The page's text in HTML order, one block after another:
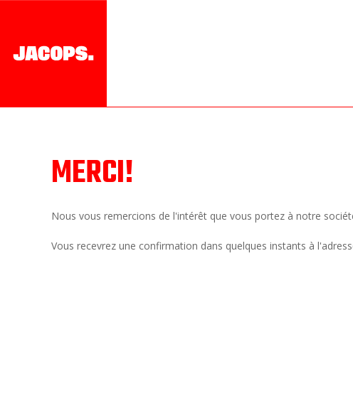
MERCI!
Nous vous remercions de l'intérêt que vous portez à notre
Vous recevrez une confirmation dans quelques instants à